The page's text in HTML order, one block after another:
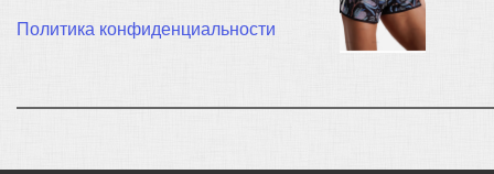
Политика конфиденциальности